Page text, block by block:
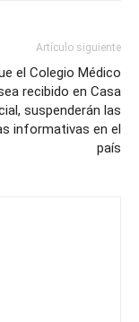
Artículo siguiente
el Colegio Médico
recibido en Casa
suspenderán las
informativas en el
país